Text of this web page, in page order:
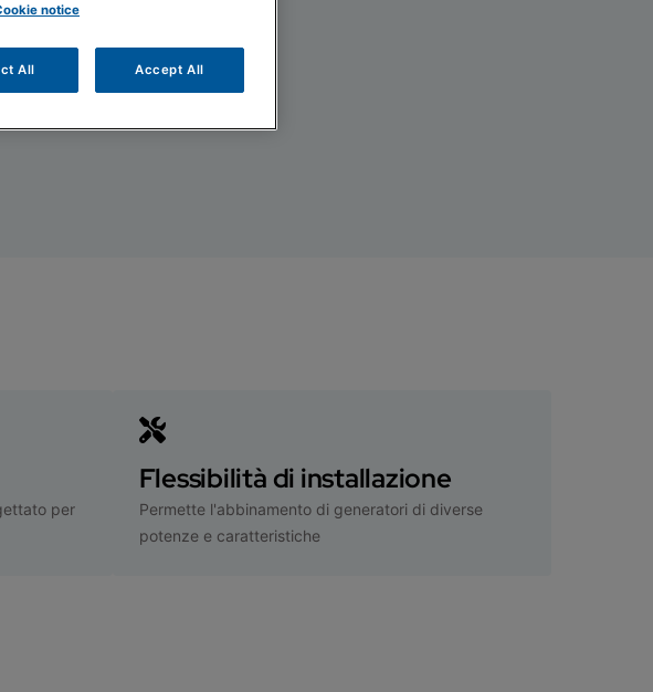
per
Flessibilità di installazione
Permette l'abbinamento di generatori di diverse
potenze e caratteristiche
notice
All Accept All